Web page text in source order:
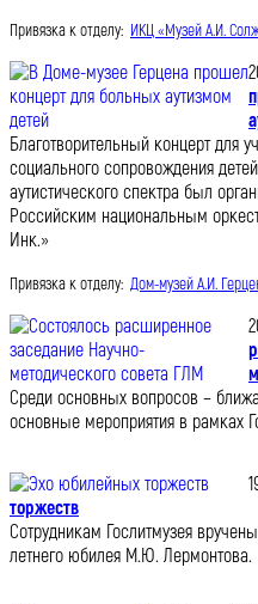
Привязка к отделу: ИКЦ «Музей А.И.
Благотворительный концерт для
социального сопровождения
аутистического спектра был
Российским национальным
Инк.»
Привязка к отделу: Дом-музей А.И.
Среди основных вопросов –
основные мероприятия в рамках
торжеств
Сотрудникам Гослитмузея
летнего юбилея М.Ю. Лермонтова.